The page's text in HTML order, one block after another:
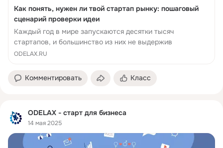
Как понять, нужен ли твой стартап рынку: пошаговый
сценарий проверки идеи
Каждый год в мире запускаются десятки тысяч
стартапов, и большинство из них не выдержив
ODELAX.RU
Комментировать Класс
ODELAX - старт для бизнеса
14 мая 2025